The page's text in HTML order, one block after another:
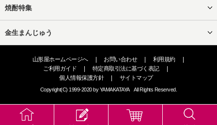
焼酎特集
金生まんじゅう
山形屋ホームページへ お問い合わせ 利用規約
ご利用ガイド
特定商取引法に基づく表記
個人情報保護方針
サイトマップ
Copyright(C) 1999-2020 by YAMAKATAYA All Rights Reserved.